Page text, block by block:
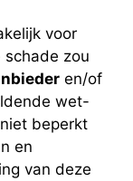
voor
schade zou
en/of
wet-
beperkt
en
van deze